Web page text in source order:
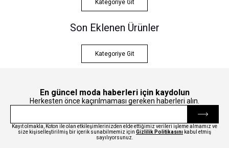
Kategoriye Git
Son Eklenen Ürünler
Kategoriye Git
En güncel moda haberleri için kaydolun
Herkesten önce kaçırılmaması gereken haberleri alın.
Kayıt olmakla, Koton ile olan etkileşimlerinizden elde ettiğimiz verileri işleme almamız ve
size kişiselleştirilmiş bir içerik sunabilmemiz için Gizlilik Politikasını kabul etmiş
sayılıyorsunuz.